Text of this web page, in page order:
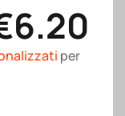
6.20
per